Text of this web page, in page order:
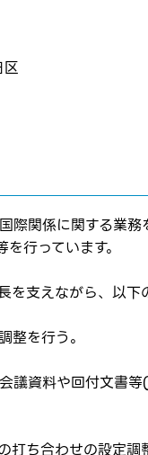
関係に関する業
行っています。
支えながら、以下
整を行う。
議資料や回付文書
ち合わせの設定調